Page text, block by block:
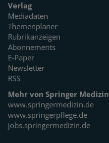
Verlag
Mediadaten
Themenplaner
Rubrikanzeigen
Abonnements
E-Paper
Newsletter
RSS
Mehr von Springer Medizin
www.springermedizin.de
www.springerpflege.de
jobs.springermedizin.de